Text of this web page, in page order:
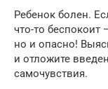
Ребенок болен.
что-то беспокоит
но и опасно!
и отложите
самочувствия.